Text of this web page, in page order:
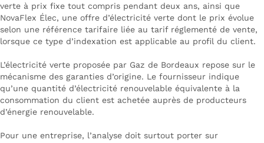
verte à prix fixe tout compris pendant deux ans, ainsi que
NovaFlex Élec, une offre d’électricité verte dont le prix évolue
selon une référence tarifaire liée au tarif réglementé de vente,
lorsque ce type d’indexation est applicable au profil du client.
L’électricité verte proposée par Gaz de Bordeaux repose sur le
mécanisme des garanties d’origine. Le fournisseur indique
qu’une quantité d’électricité renouvelable équivalente à la
consommation du client est achetée auprès de producteurs
d’énergie renouvelable.
Pour une entreprise, l’analyse doit surtout porter sur